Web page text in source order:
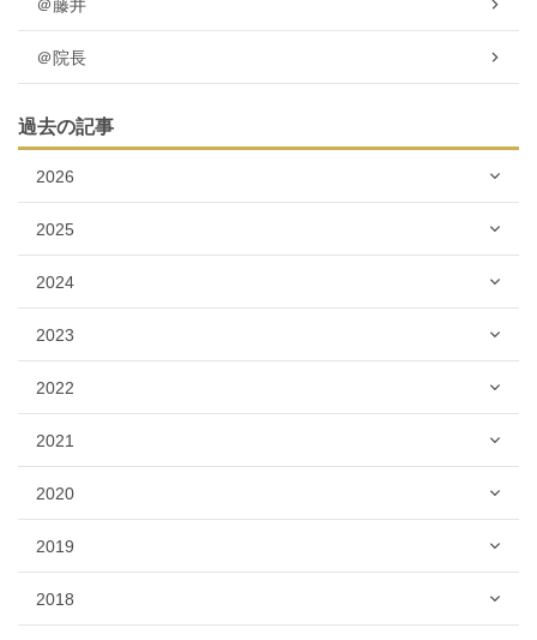
＠藤井
＠院長
過去の記事
2026
2025
2024
2023
2022
2021
2020
2019
2018